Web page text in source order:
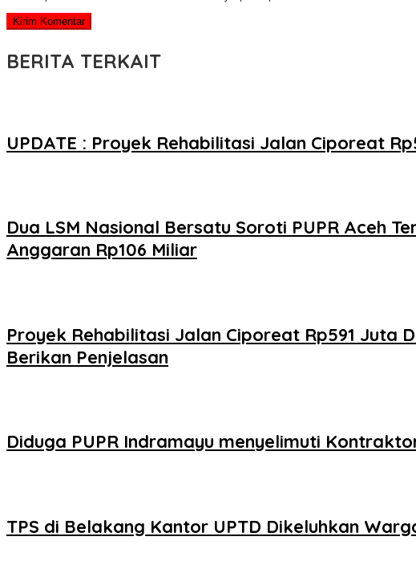
BERITA TERKAIT
UPDATE : Proyek Rehabilitasi Jalan Ciporeat
Dua LSM Nasional Bersatu Soroti PUPR Aceh
Anggaran Rp106 Miliar
Proyek Rehabilitasi Jalan Ciporeat Rp591 Juta
Berikan Penjelasan
Diduga PUPR Indramayu menyelimuti
TPS di Belakang Kantor UPTD Dikeluhkan